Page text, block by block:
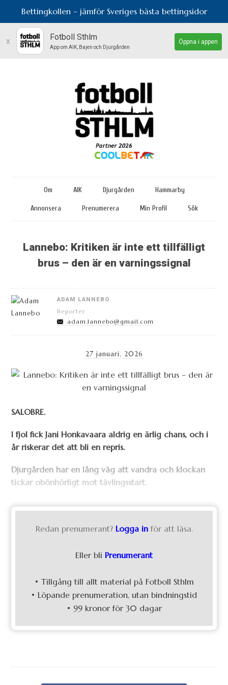
Bettingkollen – jämför Sveriges bästa bettingsidor
x Fotboll Sthlm
App om AIK, Bajen och Djurgården
Öppna i appen
Om AIK Djurgården Hammarby
Annonsera Prenumerera Min Profil Sök
Lannebo: Kritiken är inte ett tillfälligt
brus – den är en varningssignal
ADAM LANNEBO
Reporter
adam.lannebo@gmail.com
27 januari, 2026
SALOBRE.
I fjol fick Jani Honkavaara aldrig en ärlig chans, och i
år riskerar det att bli en repris.
Djurgården har en lång väg att vandra och klockan
tickar obönhörligt mot tävlingsstart.
Redan prenumerant? Logga in för att läsa.
Eller bli Prenumerant
• Tillgång till allt material på Fotboll Sthlm
• Löpande prenumeration, utan bindningstid
• 99 kronor för 30 dagar